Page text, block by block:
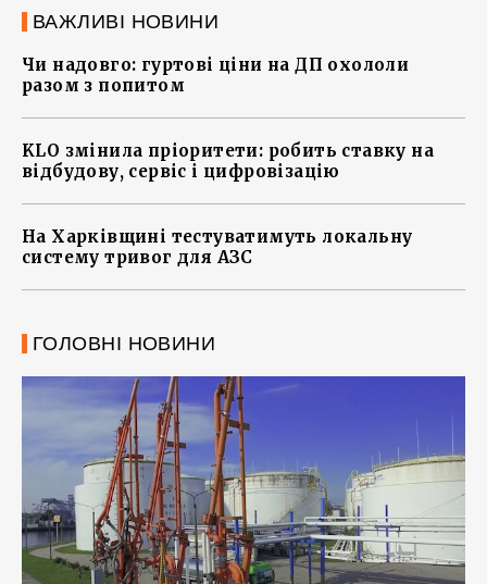
ВАЖЛИВІ НОВИНИ
Чи надовго: гуртові ціни на ДП охололи
разом з попитом
KLO змінила пріоритети: робить ставку на
відбудову, сервіс і цифровізацію
На Харківщині тестуватимуть локальну
систему тривог для АЗС
ГОЛОВНІ НОВИНИ